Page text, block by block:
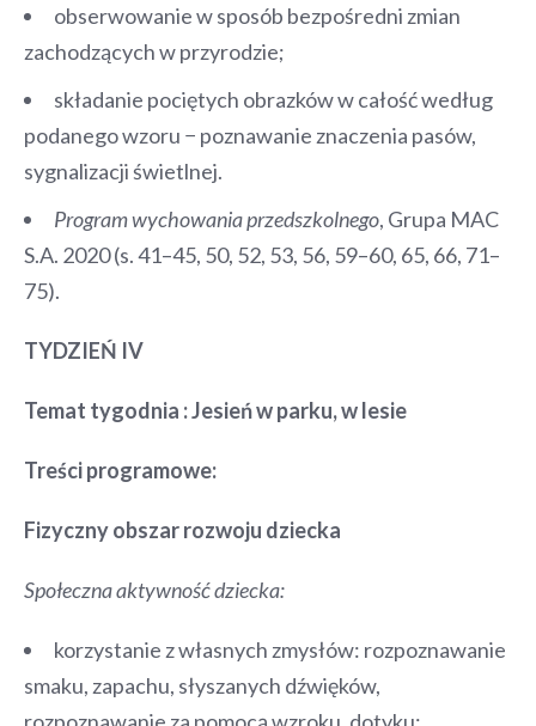
obserwowanie w sposób bezpośredni zmian
zachodzących w przyrodzie;
składanie pociętych obrazków w całość według
podanego wzoru − poznawanie znaczenia pasów,
sygnalizacji świetlnej.
Program wychowania przedszkolnego, Grupa MAC
S.A. 2020 (s. 41–45, 50, 52, 53, 56, 59–60, 65, 66, 71–
75).
TYDZIEŃ IV
Temat tygodnia :Jesień w parku, w lesie
Treści programowe:
Fizyczny obszar rozwoju dziecka
Społeczna aktywność dziecka:
korzystanie z własnych zmysłów: rozpoznawanie
smaku, zapachu, słyszanych dźwięków,